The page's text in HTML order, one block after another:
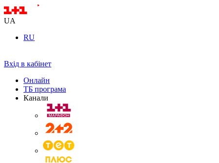
UA
RU
Вхід в кабінет
Онлайн
ТБ програма
Канали